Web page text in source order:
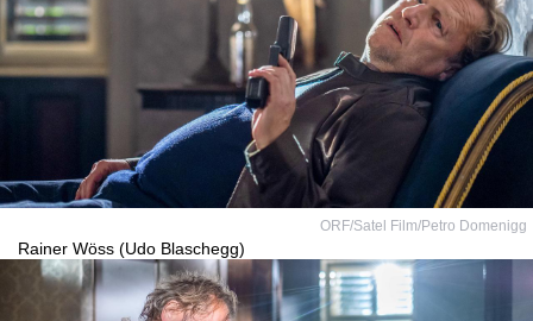
ORF/Satel Film/Petro Domenigg
Rainer Wöss (Udo Blaschegg)